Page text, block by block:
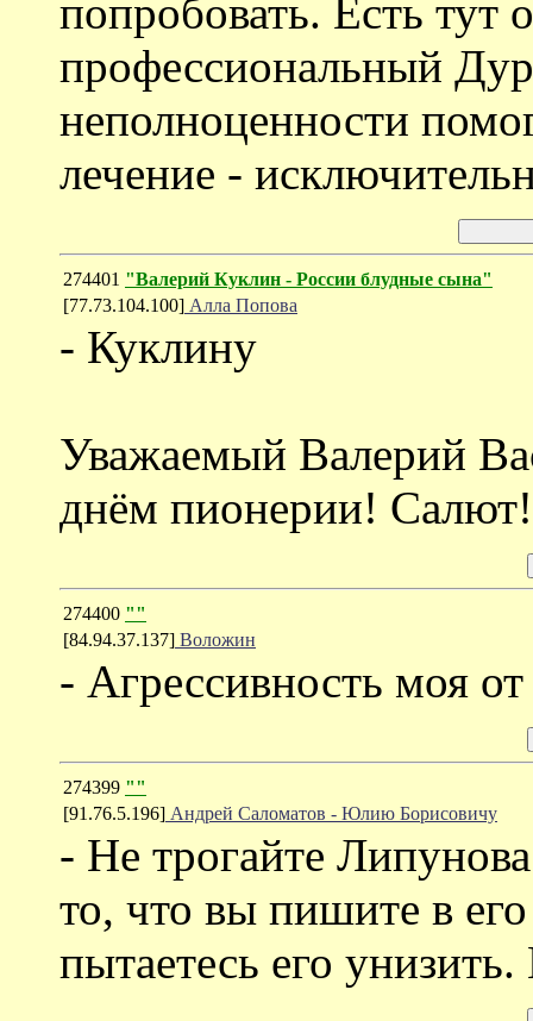
попробовать. Есть тут
профессиональный
неполноценности
лечение -
274401 "Валерий Куклин - России блудные сына"
[77.73.104.100] Алла Попова
- Куклину
Уважаемый Валерий
днём пионерии! Салют!
274400 ""
[84.94.37.137] Воложин
- Агрессивность моя
274399 ""
[91.76.5.196] Андрей Саломатов - Юлию Борисовичу
- Не трогайте
то, что вы пишите в
пытаетесь его